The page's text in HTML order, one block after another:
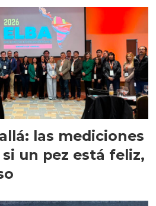
las mediciones
un pez está feliz,